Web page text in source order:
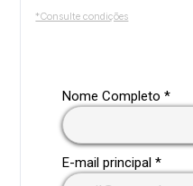
*Consulte condições